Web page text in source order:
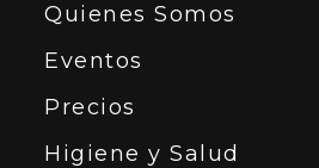
Quienes Somos
Eventos
Precios
Higiene y Salud